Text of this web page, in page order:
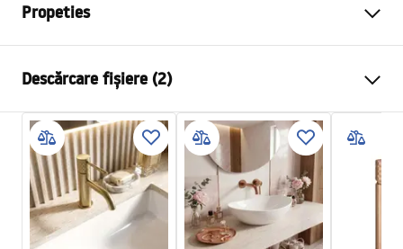
Propeties
Metodă de montaj
Culoare
De aur
Tip de gura de scurgere
Mobilă
Material
Alamă
Lungimea gurii
200mm
Inalime
1075mm
Descărcare fișiere (2)
Instrucțiuni de asamblare
Faucet.pdf
Condiții de garanție
Warranty_Terms_and_Conditions_Faucets_-_5.pdf